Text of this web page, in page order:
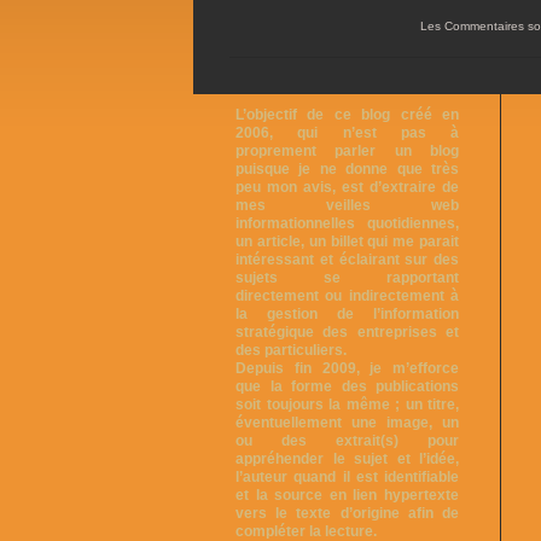
Les Commentaires
L’objectif de ce blog créé en
2006, qui n’est pas à
proprement parler un blog
puisque je ne donne que très
peu mon avis, est d’extraire de
mes veilles web
informationnelles quotidiennes,
un article, un billet qui me parait
intéressant et éclairant sur des
sujets se rapportant
directement ou indirectement à
la gestion de l’information
stratégique des entreprises et
des particuliers.
Depuis fin 2009, je m’efforce
que la forme des publications
soit toujours la même ; un titre,
éventuellement une image, un
ou des extrait(s) pour
appréhender le sujet et l’idée,
l’auteur quand il est identifiable
et la source en lien hypertexte
vers le texte d’origine afin de
compléter la lecture.